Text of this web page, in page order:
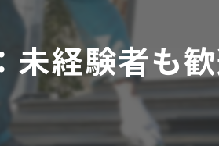
未経験者も